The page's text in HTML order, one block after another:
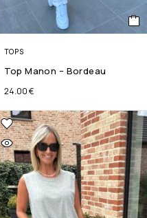
TOPS
Top Manon – Bordeau
24.00€